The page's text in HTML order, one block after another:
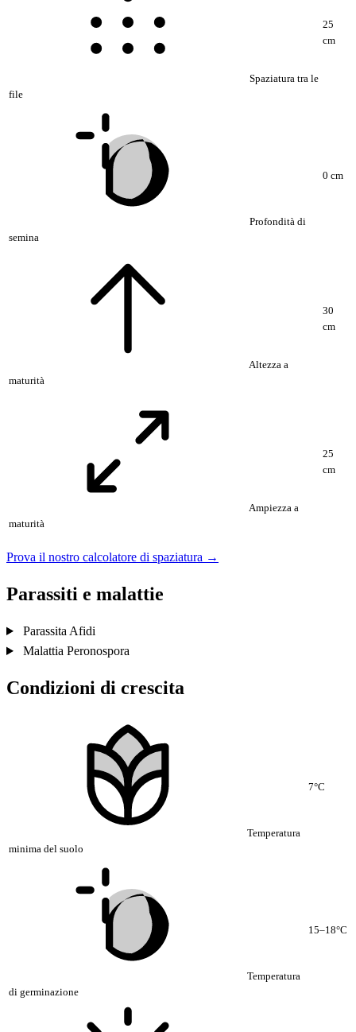
Spaziatura tra le
file
25
cm
Profondità di
semina
0 cm
Altezza a
maturità
30
cm
Ampiezza a
maturità
25
cm
Prova il nostro calcolatore di spaziatura →
Parassiti e malattie
Parassita Afidi
Malattia Peronospora
Condizioni di crescita
Temperatura
minima del suolo
7°C
Temperatura
di germinazione
15–18°C